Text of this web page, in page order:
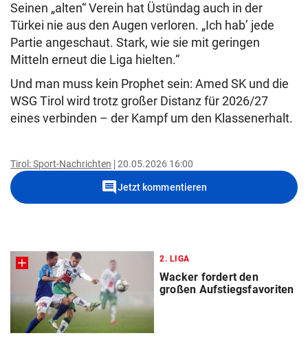
Seinen „alten“ Verein hat Üstündag auch in der
Türkei nie aus den Augen verloren. „Ich hab’ jede
Partie angeschaut. Stark, wie sie mit geringen
Mitteln erneut die Liga hielten.“
Und man muss kein Prophet sein: Amed SK und die
WSG Tirol wird trotz großer Distanz für 2026/27
eines verbinden – der Kampf um den Klassenerhalt.
Tirol: Sport-Nachrichten 20.05.2026 16:00
commentJetzt kommentieren
2. LIGA
Wacker fordert den
großen Aufstiegsfavoriten